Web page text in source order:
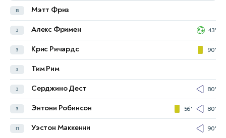
в Мэтт Фриз
з Алекс Фримен 43'
з Крис Ричардс 90'
з Тим Рим
з Серджино Дест 80'
з Энтони Робинсон 56' 80'
п Уэстон Маккенни 90'
в Патрик Бич
з Джордан Бос
з Кэмерон Бургесс 45'
з Гарри Суттар
з Алессандро Чиркати
п Пол Окон-Энгстлер
п Мэтью Леки 61'